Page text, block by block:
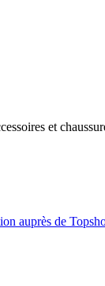
et
auprès de